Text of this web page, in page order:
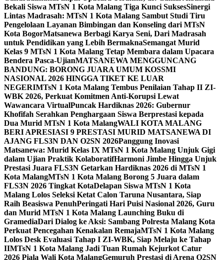
Bekali Siswa MTsN 1 Kota Malang Tiga Kunci SuksesSinergi
Lintas Madrasah: MTsN 1 Kota Malang Sambut Studi Tiru
Pengelolaan Layanan Bimbingan dan Konseling dari MTsN
Kota BogorMatsanewa Berbagi Karya Seni, Dari Madrasah
untuk Pendidikan yang Lebih BermaknaSemangat Murid
Kelas 9 MTsN 1 Kota Malang Tetap Membara dalam Upacara
Bendera Pasca-UjianMATSANEWA MENGGUNCANG
BANDUNG: BORONG JUARA UMUM KOSSMI
NASIONAL 2026 HINGGA TIKET KE LUAR
NEGERIMTsN 1 Kota Malang Tembus Penilaian Tahap II ZI-
WBK 2026, Perkuat Komitmen Anti-Korupsi Lewat
Wawancara VirtualPuncak Hardiknas 2026: Gubernur
Khofifah Serahkan Penghargaan Siswa Berprestasi kepada
Dua Murid MTsN 1 Kota MalangWALI KOTA MALANG
BERI APRESIASI 9 PRESTASI MURID MATSANEWA DI
AJANG FLS3N DAN O2SN 2026Panggung Inovasi
Matsanewa: Murid Kelas IX MTsN 1 Kota Malang Unjuk Gigi
dalam Ujian Praktik KolaboratifHarmoni Jimbe Hingga Unjuk
Prestasi Juara FLS3N Getarkan Hardiknas 2026 di MTsN 1
Kota MalangMTsN 1 Kota Malang Borong 5 Juara dalam
FLS3N 2026 Tingkat KotaDelapan Siswa MTsN 1 Kota
Malang Lolos Seleksi Ketat Calon Taruna Nusantara, Siap
Raih Beasiswa PenuhPeringati Hari Puisi Nasional 2026, Guru
dan Murid MTsN 1 Kota Malang Launching Buku di
GramediaDari Dialog ke Aksi: Sambang Polresta Malang Kota
Perkuat Pencegahan Kenakalan RemajaMTsN 1 Kota Malang
Lolos Desk Evaluasi Tahap I ZI-WBK, Siap Melaju ke Tahap
IIMTsN 1 Kota Malang Jadi Tuan Rumah Kejurkot Catur
2026 Piala Wali Kota MalangGemuruh Prestasi di Arena O2SN